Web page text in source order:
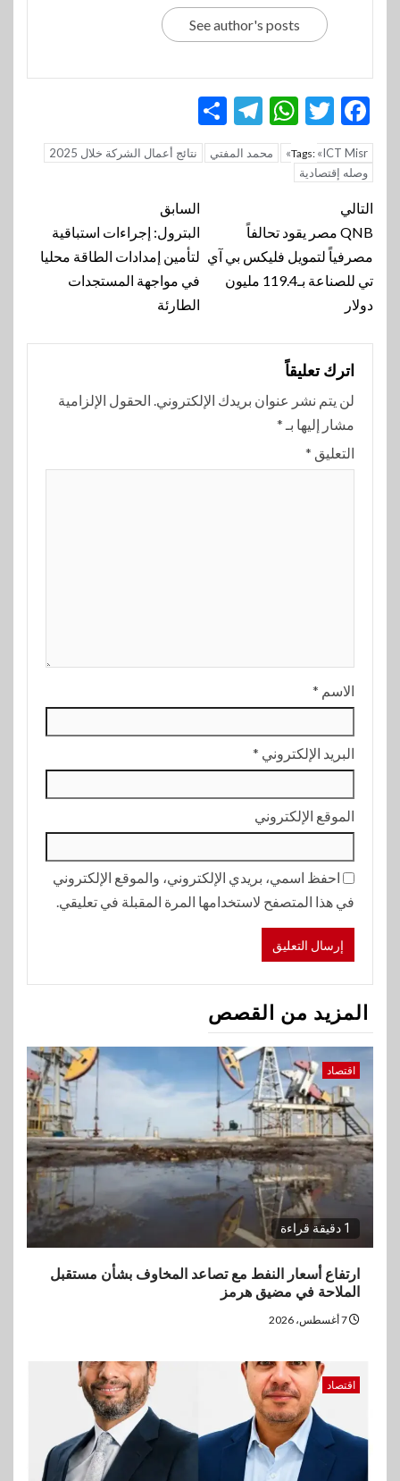
See author's posts
Facebook
Twitter
WhatsApp
Telegram
Tags: «ICT Misr» محمد المفتي
نتائج أعمال الشركة خلال 2025
وصله إقتصادية
تنقل
المقالة
السابق
البترول: إجراءات استباقية
لتأمين إمدادات الطاقة محليا
في مواجهة المستجدات
الطارئة
التالي
QNB مصر يقود تحالفاً
مصرفياً لتمويل فليكس بي آي
تي للصناعة بـ119.4 مليون
دولار
اترك تعليقاً
لن يتم نشر عنوان بريدك الإلكتروني. الحقول الإلزامية
مشار إليها بـ *
التعليق *
الاسم *
البريد الإلكتروني *
الموقع الإلكتروني
احفظ اسمي، بريدي الإلكتروني، والموقع الإلكتروني
في هذا المتصفح لاستخدامها المرة المقبلة في تعليقي.
المزيد من القصص
اقتصاد
1 دقيقة قراءة
ارتفاع أسعار النفط مع تصاعد المخاوف بشأن مستقبل
الملاحة في مضيق هرمز
اقتصاد